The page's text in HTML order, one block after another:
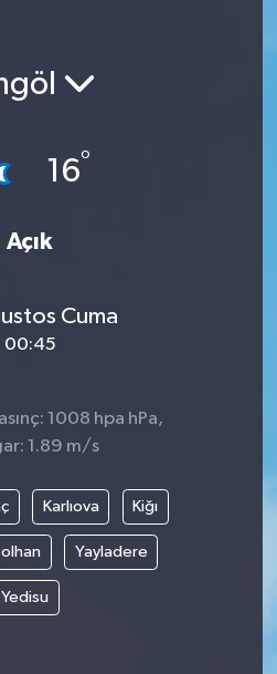
16°
Açık
Cuma
00:45
1008 hpa hPa,
1.89 m/s
Karlıova Kiğı
Yayladere
Yedisu